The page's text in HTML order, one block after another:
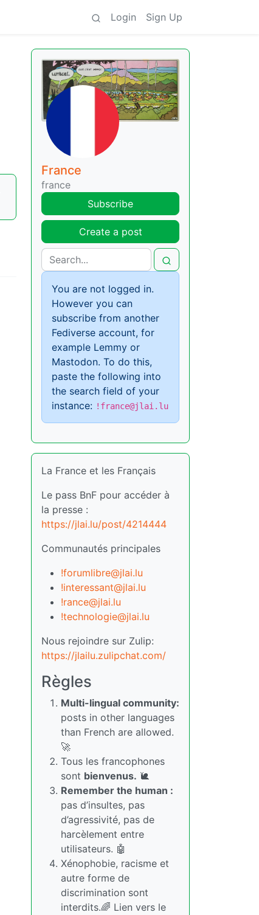
Login Sign Up
France
france
Subscribe
Create a post
You are not logged in.
However you can
subscribe from another
Fediverse account, for
example Lemmy or
Mastodon. To do this,
paste the following into
the search field of your
instance: !france@jlai.lu
La France et les Français
Le pass BnF pour accéder à
la presse :
https://jlai.lu/post/4214444
Communautés principales
!forumlibre@jlai.lu
!interessant@jlai.lu
!rance@jlai.lu
!technologie@jlai.lu
Nous rejoindre sur Zulip:
https://jlailu.zulipchat.com/
Règles
Multi-lingual community:
posts in other languages
than French are allowed.
🚀
Tous les francophones
sont bienvenus. 🐌
Remember the human :
pas d’insultes, pas
d’agressivité, pas de
harcèlement entre
utilisateurs. 🤖
Xénophobie, racisme et
autre forme de
discrimination sont
interdits.🌈 Lien vers le